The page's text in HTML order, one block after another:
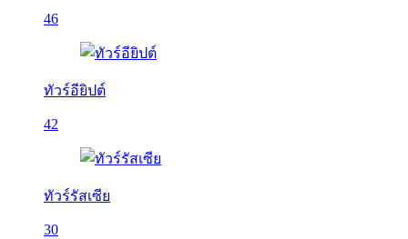
46
ทัวร์อียิปต์
42
ทัวร์รัสเซีย
30